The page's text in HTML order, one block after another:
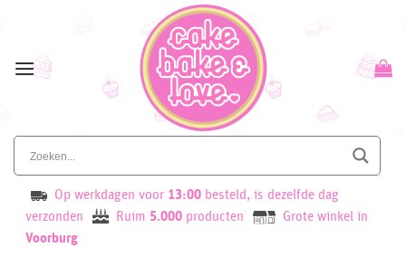
content
Op werkdagen voor 13:00 besteld, is dezelfde dag
verzonden
Ruim 5.000 producten
Grote winkel in
Voorburg